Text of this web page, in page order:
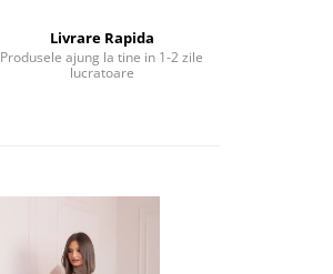
Livrare Rapida
Produsele ajung la tine in 1-2 zile
lucratoare